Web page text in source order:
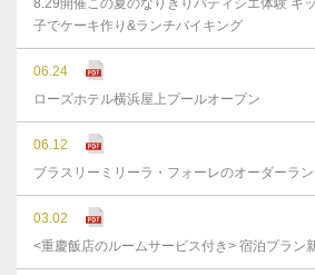
8.29開催この夏のなりきりパティシエ体験 キ
子でケーキ作り&ランチバイキング
06.24
ローズホテル横浜屋上プールオープン
06.12
ブラスリーミリーラ・フォーレのオーダーラ
03.02
<重慶飯店のルームサービス付き> 宿泊プラン